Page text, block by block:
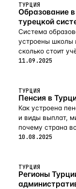
ТУРЦИЯ
Образование
турецкой
Система
устроены школы
сколько стоит
11.09.2025
ТУРЦИЯ
Пенсия в
Как устроена
и виды выплат,
почему страна
пенсии в 2026-м.
10.08.2025
ТУРЦИЯ
Регионы